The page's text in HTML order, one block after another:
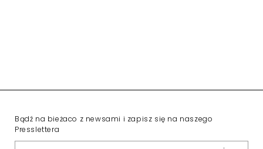
Bądź na bieżaco z newsami i zapisz się na naszego
Presslettera